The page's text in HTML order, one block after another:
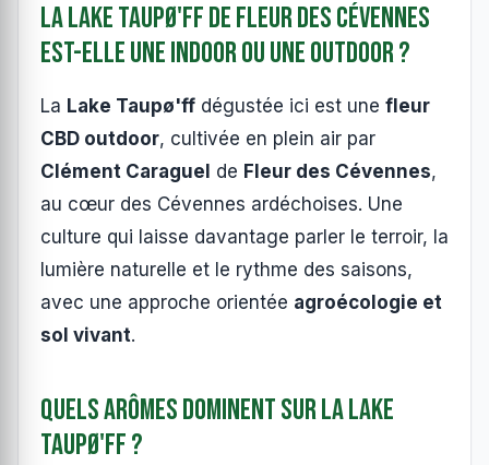
La Lake Taupø'ff de Fleur des Cévennes
est-elle une indoor ou une outdoor ?
La Lake Taupø'ff dégustée ici est une fleur
CBD outdoor, cultivée en plein air par
Clément Caraguel de Fleur des Cévennes,
au cœur des Cévennes ardéchoises. Une
culture qui laisse davantage parler le terroir, la
lumière naturelle et le rythme des saisons,
avec une approche orientée agroécologie et
sol vivant.
Quels arômes dominent sur la Lake
Taupø'ff ?